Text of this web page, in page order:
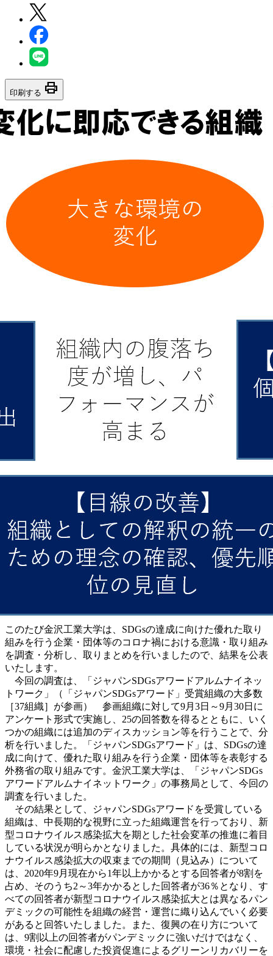
印刷する print
このたび金沢工業大学は、SDGsの達成に向けた優れた取り
組みを行う企業・団体等のコロナ禍における意識・取り組み
を調査・分析し、取りまとめを行いましたので、結果を公表
いたします。
今回の調査は、「ジャパンSDGsアワードアルムナイネッ
トワーク」（「ジャパンSDGsアワード」受賞組織の大多数
［37組織］が参画） 参画組織に対して9月3日～9月30日に
アンケート形式で実施し、25の回答数を得るとともに、いく
つかの組織には追加のディスカッション等を行うことで、分
析を行いました。「ジャパンSDGsアワード」は、SDGsの達
成に向けて、優れた取り組みを行う企業・団体等を表彰する
外務省の取り組みです。金沢工業大学は、「ジャパンSDGs
アワードアルムナイネットワーク」の事務局として、今回の
調査を行いました。
その結果として、ジャパンSDGsアワードを受賞している
組織は、中長期的な視野に立った組織運営を行っており、新
型コロナウイルス感染拡大を期とした社会変革の推進に着目
している状況が明らかとなりました。具体的には、新型コロ
ナウイルス感染拡大の収束までの期間（見込み）について
は、2020年9月現在から1年以上かかるとする回答者が8割を
占め、そのうち2～3年かかるとした回答者が36％となり、す
べての回答者が新型コロナウイルス感染拡大とは異なるパン
デミックの可能性を組織の経営・運営に織り込んでいく必要
があると回答いたしました。また、復興の在り方について
は、9割以上の回答者がパンデミックに強いだけではなく、
環境・社会に配慮した投資促進によるグリーンリカバリーを